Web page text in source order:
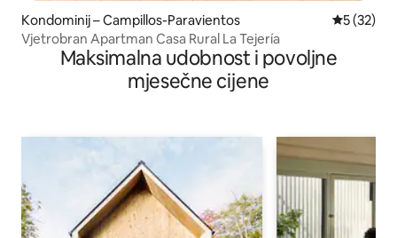
Kondominij – Campillos-Paravientos Prosječna
5 (32)
Vjetrobran Apartman Casa Rural La Tejería
Maksimalna udobnost i povoljne
mjesečne cijene